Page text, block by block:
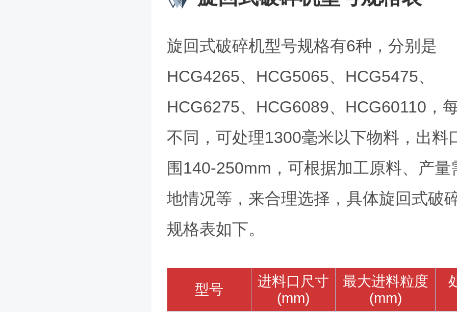
旋回式破碎机型号规格有6种，分别是
HCG4265、HCG5065、HCG5475、
HCG6275、HCG6089、HCG60110，
不同，可处理1300毫米以下物料，出料
围140-250mm，可根据加工原料、产量
地情况等，来合理选择，具体旋回式破
规格表如下。
型号
进料口尺寸
(mm)
最大进料粒度
(mm)